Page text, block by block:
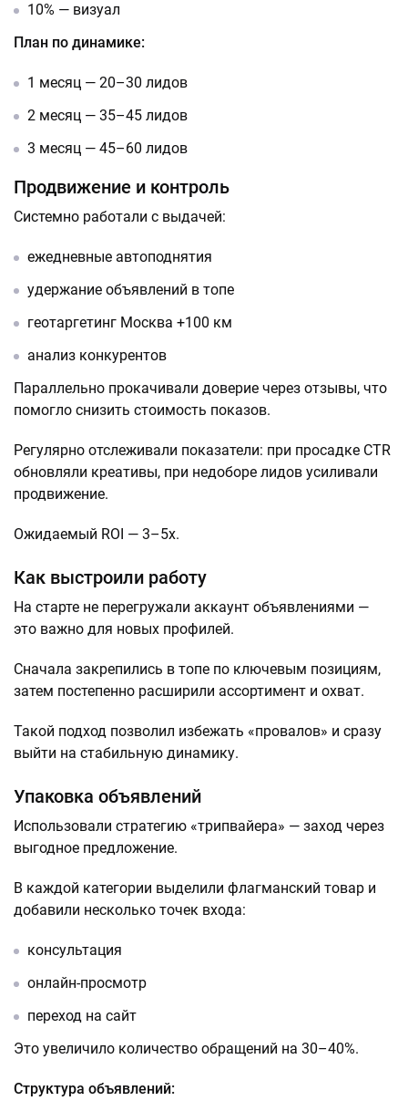
10% — визуал
План по динамике:
1 месяц — 20–30 лидов
2 месяц — 35–45 лидов
3 месяц — 45–60 лидов
Продвижение и контроль
Системно работали с выдачей:
ежедневные автоподнятия
удержание объявлений в топе
геотаргетинг Москва +100 км
анализ конкурентов
Параллельно прокачивали доверие через отзывы, что
помогло снизить стоимость показов.
Регулярно отслеживали показатели: при просадке CTR
обновляли креативы, при недоборе лидов усиливали
продвижение.
Ожидаемый ROI — 3–5x.
Как выстроили работу
На старте не перегружали аккаунт объявлениями —
это важно для новых профилей.
Сначала закрепились в топе по ключевым позициям,
затем постепенно расширили ассортимент и охват.
Такой подход позволил избежать «провалов» и сразу
выйти на стабильную динамику.
Упаковка объявлений
Использовали стратегию «трипвайера» — заход через
выгодное предложение.
В каждой категории выделили флагманский товар и
добавили несколько точек входа:
консультация
онлайн-просмотр
переход на сайт
Это увеличило количество обращений на 30–40%.
Структура объявлений: